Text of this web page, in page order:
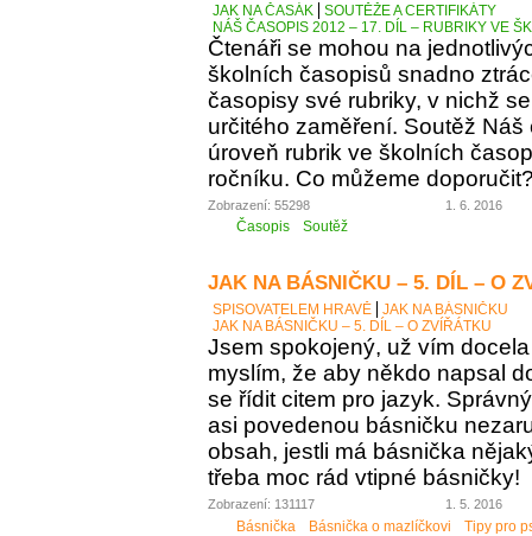
JAK NA ČASÁK
SOUTĚŽE A CERTIFIKÁTY
NÁŠ ČASOPIS 2012 – 17. DÍL – RUBRIKY VE
Čtenáři se mohou na
školních časopisů snadno
časopisy své rubriky, v nichž
určitého zaměření. Soutěž
úroveň rubrik ve školních
ročníku. Co můžeme
Zobrazení: 55298 1. 6. 2016
Časopis Soutěž
JAK NA BÁSNIČKU – 5. DÍL – O
SPISOVATELEM HRAVĚ
JAK NA BÁSNIČKU
JAK NA BÁSNIČKU – 5. DÍL – O ZVÍŘÁTKU
Jsem spokojený, už vím
myslím, že aby někdo napsal
se řídit citem pro jazyk.
asi povedenou básničku
obsah, jestli má básnička
třeba moc rád vtipné básničky!
Zobrazení: 131117 1. 5. 2016
Básnička Básnička o mazlíčkovi Tipy pro